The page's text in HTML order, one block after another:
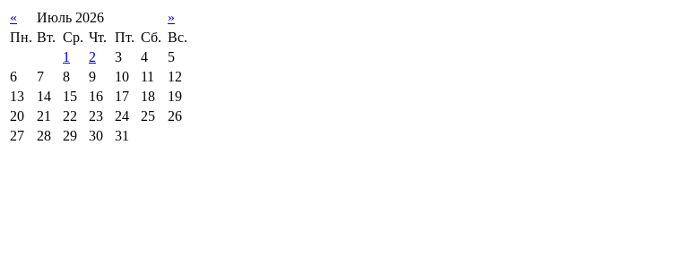
« Июль 2026
»
Пн. Вт. Ср. Чт. Пт. Сб. Вс.
1
2 3 4
5
6
7 8 9 10 11
12
13
14 15 16 17 18
19
20
21 22 23 24 25
26
27
28 29 30 31